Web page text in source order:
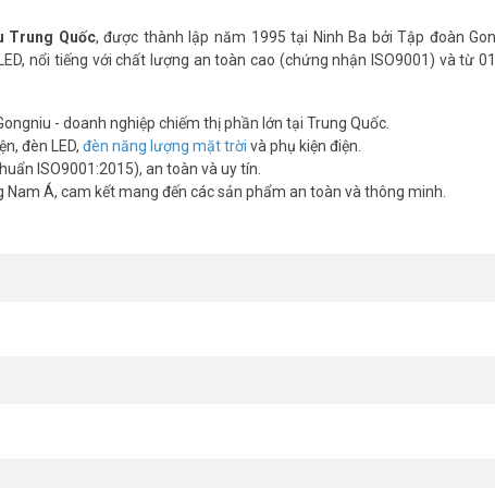
có tốt không?
và pin LiFePO4 tuổi thọ 2000 chu kỳ. Đây là các vật liệu được dùng
công bố đầy đủ, minh bạch để người dùng tự đánh giá trước khi mua.
hiệu suất sạc tối đa.
theo thời gian.
điểm gì so với pin thường?
Trung Quốc, được thành lập năm 1995 tại Ninh Ba bởi Tập đoàn
nổi tiếng với chất lượng an toàn cao (chứng nhận ISO9001) và từ
- doanh nghiệp chiếm thị phần lớn tại Trung Quốc.
đèn LED, đèn năng lượng mặt trời và phụ kiện điện.
ISO9001:2015), an toàn và uy tín.
Á, cam kết mang đến các sản phẩm an toàn và thông minh.